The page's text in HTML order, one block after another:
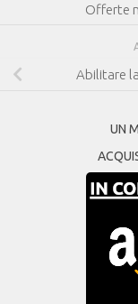
Offerte
Abilitare
UN